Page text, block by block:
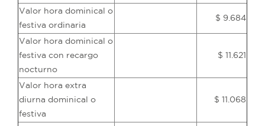
Valor hora dominical o
festiva ordinaria
$ 9.684
Valor hora dominical o
festiva con recargo
nocturno
$ 11.621
Valor hora extra
diurna dominical o
festiva
$ 11.068